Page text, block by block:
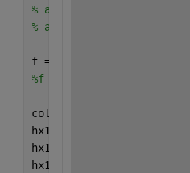
% a3 =
% a4 =
f = @(X,Y,Z)
%f = @(X,Y,Z)
colormap(turbo)
hx1 =
hx1.FaceColor =
hx1.EdgeColor =